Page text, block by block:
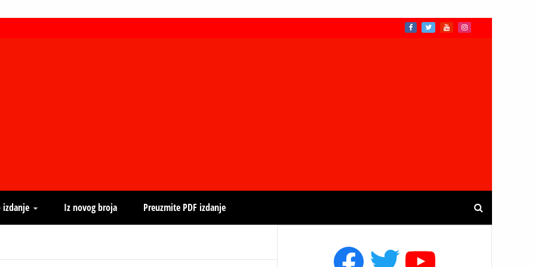
izdanje Iz novog broja Preuzmite PDF izdanje